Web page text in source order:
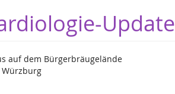
Update
auf dem Bürgerbräugelände